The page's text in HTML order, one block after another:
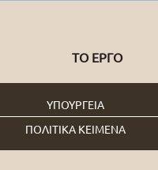
ΤΟ ΕΡΓΟ
ΥΠΟΥΡΓΕΙΑ
ΠΟΛΙΤΙΚΑ ΚΕΙΜΕΝΑ